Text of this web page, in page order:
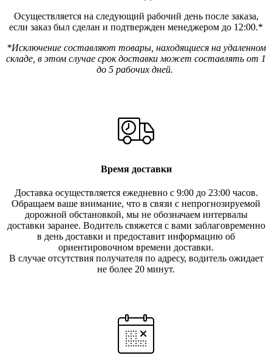
Осуществляется на следующий рабочий день после заказа,
если заказ был сделан и подтвержден менеджером до 12:00.*
*Исключение составляют товары, находящиеся на удаленном
складе, в этом случае срок доставки может составлять от 1
до 5 рабочих дней.
Время доставки
Доставка осуществляется ежедневно с 9:00 до 23:00 часов.
Обращаем ваше внимание, что в связи с непрогнозируемой
дорожной обстановкой, мы не обозначаем интервалы
доставки заранее. Водитель свяжется с вами заблаговременно
в день доставки и предоставит информацию об
ориентировочном времени доставки.
В случае отсутствия получателя по адресу, водитель ожидает
не более 20 минут.